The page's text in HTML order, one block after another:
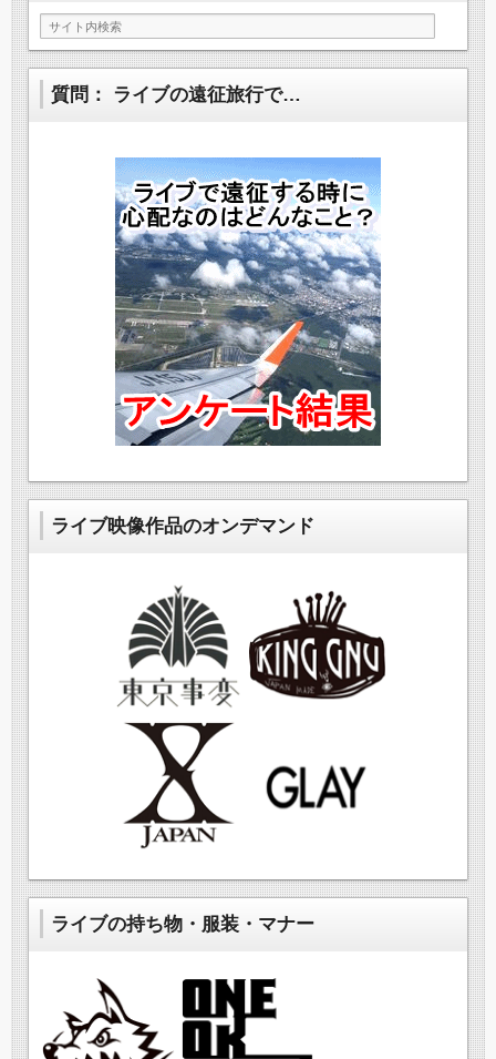
質問： ライブの遠征旅行で…
ライブ映像作品のオンデマンド
ライブの持ち物・服装・マナー